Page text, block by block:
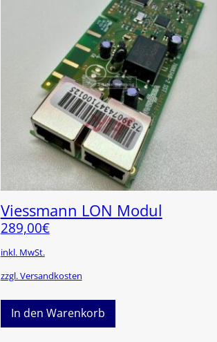
Viessmann LON Modul
289,00€
inkl. MwSt.
zzgl. Versandkosten
In den Warenkorb